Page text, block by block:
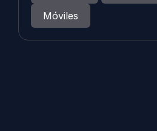
Móviles